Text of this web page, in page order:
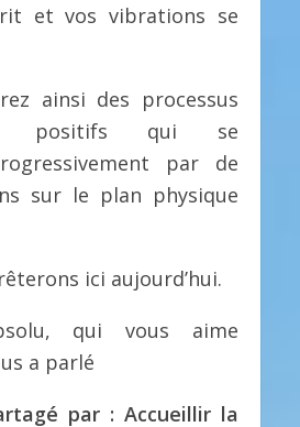
et vos vibrations se
ainsi des processus
positifs qui se
par de
sur le plan physique
ici aujourd’hui.
qui vous aime
a parlé
par : Accueillir la